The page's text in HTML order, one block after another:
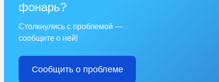
фонарь?
Столкнулись с проблемой —
сообщите о ней!
Сообщить о проблеме